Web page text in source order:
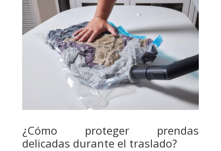
¿Cómo proteger prendas
delicadas durante el traslado?